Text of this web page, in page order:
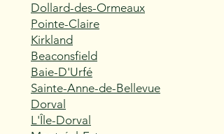
Dollard-des-Ormeaux
Pointe-Claire
Kirkland
Beaconsfield
Baie-D'Urfé
Sainte-Anne-de-Bellevue
Dorval
L'Île-Dorval